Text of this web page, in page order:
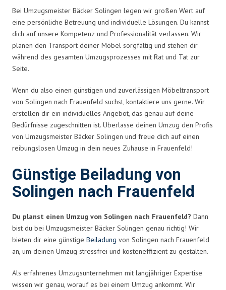
Bei Umzugsmeister Bäcker Solingen legen wir großen Wert auf
eine persönliche Betreuung und individuelle Lösungen. Du kannst
dich auf unsere Kompetenz und Professionalität verlassen. Wir
planen den Transport deiner Möbel sorgfältig und stehen dir
während des gesamten Umzugsprozesses mit Rat und Tat zur
Seite.
Wenn du also einen günstigen und zuverlässigen Möbeltransport
von Solingen nach Frauenfeld suchst, kontaktiere uns gerne. Wir
erstellen dir ein individuelles Angebot, das genau auf deine
Bedürfnisse zugeschnitten ist. Überlasse deinen Umzug den Profis
von Umzugsmeister Bäcker Solingen und freue dich auf einen
reibungslosen Umzug in dein neues Zuhause in Frauenfeld!
Günstige Beiladung von
Solingen nach Frauenfeld
Du planst einen Umzug von Solingen nach Frauenfeld? Dann
bist du bei Umzugsmeister Bäcker Solingen genau richtig! Wir
bieten dir eine günstige Beiladung von Solingen nach Frauenfeld
an, um deinen Umzug stressfrei und kosteneffizient zu gestalten.
Als erfahrenes Umzugsunternehmen mit langjähriger Expertise
wissen wir genau, worauf es bei einem Umzug ankommt. Wir